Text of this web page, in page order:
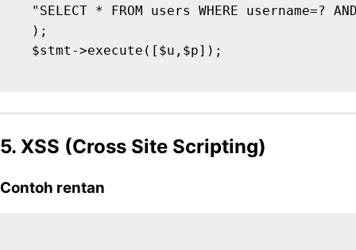
"SELECT * FROM users WHERE username=?
);
5. XSS (Cross Site Scripting)
Contoh rentan